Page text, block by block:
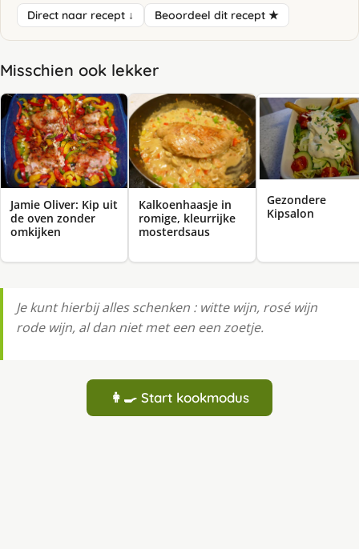
Direct naar recept ↓ Beoordeel dit recept ★
Misschien ook lekker
Jamie Oliver: Kip uit
de oven zonder
omkijken
Kalkoenhaasje in
romige, kleurrijke
mosterdsaus
Gezondere
Kipsalon
Je kunt hierbij alles schenken : witte wijn, rosé wijn
rode wijn, al dan niet met een een zoetje.
👩‍🍳 Start kookmodus